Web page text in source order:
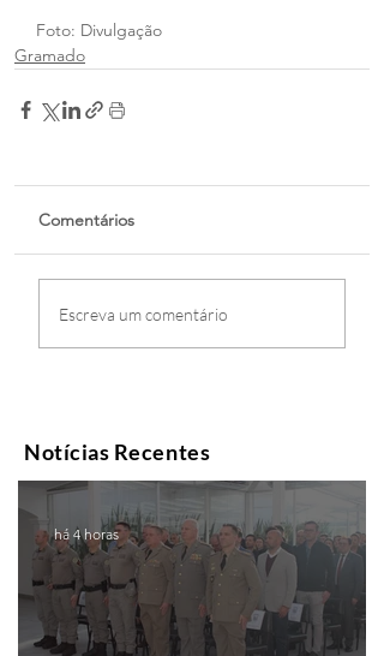
Foto: Divulgação
Gramado
Comentários
Escreva um comentário
Notícias Recentes
há 4 horas